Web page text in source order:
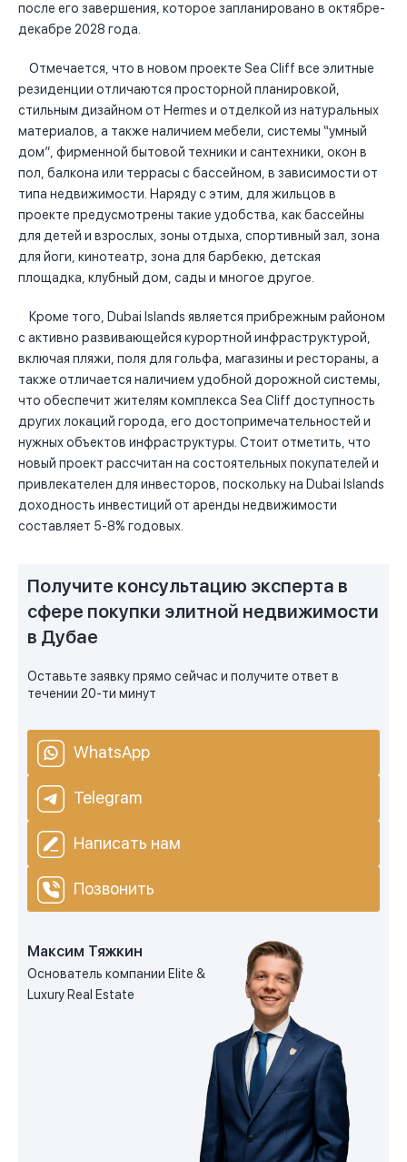
после его завершения, которое запланировано в октябре-
декабре 2028 года.
Отмечается, что в новом проекте Sea Cliff все элитные
резиденции отличаются просторной планировкой,
стильным дизайном от Hermes и отделкой из натуральных
материалов, а также наличием мебели, системы “умный
дом”, фирменной бытовой техники и сантехники, окон в
пол, балкона или террасы с бассейном, в зависимости от
типа недвижимости. Наряду с этим, для жильцов в
проекте предусмотрены такие удобства, как бассейны
для детей и взрослых, зоны отдыха, спортивный зал, зона
для йоги, кинотеатр, зона для барбекю, детская
площадка, клубный дом, сады и многое другое.
Кроме того, Dubai Islands является прибрежным районом
с активно развивающейся курортной инфраструктурой,
включая пляжи, поля для гольфа, магазины и рестораны, а
также отличается наличием удобной дорожной системы,
что обеспечит жителям комплекса Sea Cliff доступность
других локаций города, его достопримечательностей и
нужных объектов инфраструктуры. Стоит отметить, что
новый проект рассчитан на состоятельных покупателей и
привлекателен для инвесторов, поскольку на Dubai Islands
доходность инвестиций от аренды недвижимости
составляет 5-8% годовых.
Получите консультацию эксперта в
сфере покупки элитной недвижимости
в Дубае
Оставьте заявку прямо сейчас и получите ответ в
течении 20-ти минут
WhatsApp
Telegram
Написать нам
Позвонить
Максим Тяжкин
Основатель компании Elite &
Luxury Real Estate